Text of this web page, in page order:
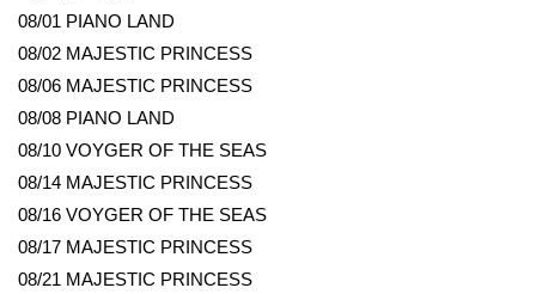
08/01 PIANO LAND
08/02 MAJESTIC PRINCESS
08/06 MAJESTIC PRINCESS
08/08 PIANO LAND
08/10 VOYGER OF THE SEAS
08/14 MAJESTIC PRINCESS
08/16 VOYGER OF THE SEAS
08/17 MAJESTIC PRINCESS
08/21 MAJESTIC PRINCESS